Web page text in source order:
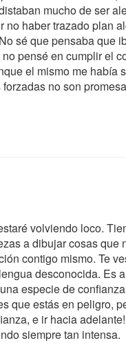
mucho de ser
no haber trazado plan
sé que pensaba que
pensé en cumplir el
el mismo me había
no son
volviendo loco.
a dibujar cosas que
contigo mismo. Te
desconocida. Es
especie de
que estás en peligro,
e ir hacia
siempre tan intensa.